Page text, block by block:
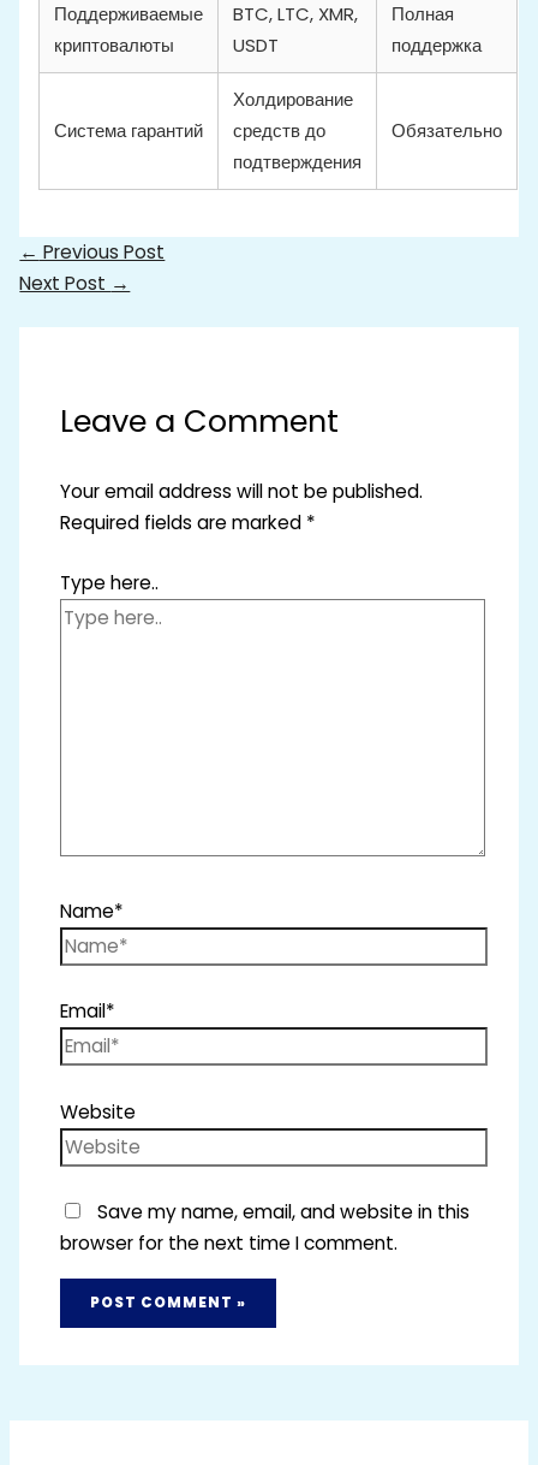
Поддерживаемые
криптовалюты
BTC, LTC, XMR,
USDT
Полная
поддержка
Система гарантий
Холдирование
средств до
подтверждения
Обязательно
← Previous Post
Next Post →
Leave a Comment
Your email address will not be published.
Required fields are marked *
Type here..
Name*
Email*
Website
Save my name, email, and website in this
browser for the next time I comment.